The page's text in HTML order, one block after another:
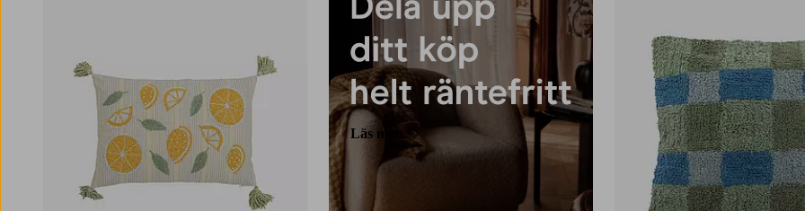
Läs mer